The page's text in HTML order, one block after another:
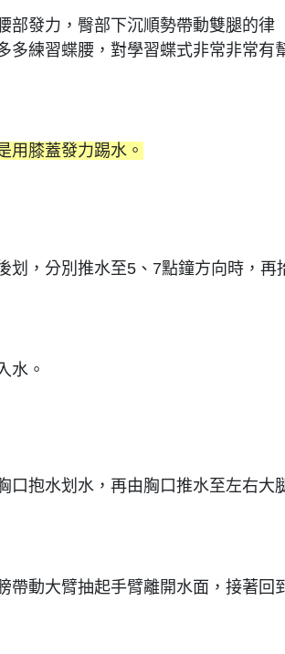
部發力，臀部下沉順勢帶動雙腿的律
多練習蝶腰，對學習蝶式非常非常有
用膝蓋發力踢水。
划，分別推水至5、7點鐘方向時，再
水。
口抱水划水，再由胸口推水至左右大
帶動大臂抽起手臂離開水面，接著回